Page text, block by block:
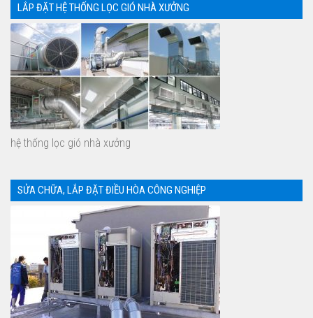
LẮP ĐẶT HỆ THỐNG LỌC GIÓ NHÀ XƯỞNG
hệ thống lọc gió nhà xưởng
SỬA CHỮA, LẮP ĐẶT ĐIỀU HÒA CÔNG NGHIỆP